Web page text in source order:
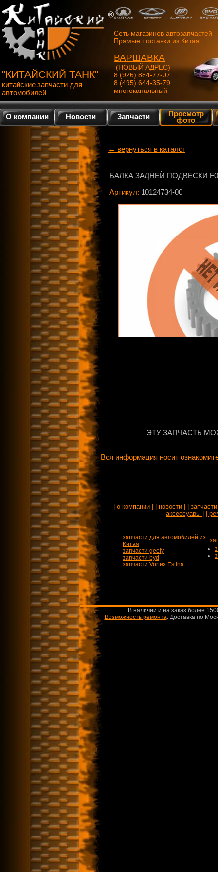
"КИТАЙСКИЙ ТАНК"
китайские запчасти для
автомобилей
Сеть магазинов автозапчастей
Прямые поставки из Китая
ВАРШАВКА
(НОВЫЙ АДРЕС)
8 (926) 884-77-07
8 (495) 644-35-79
многоканальный
О компании Новости Запчасти Просмотр
фото
← вернуться в каталог
БАЛКА ЗАДНЕЙ ПОДВЕСКИ F0
Артикул: 10124734-00
ЭТУ ЗАПЧАСТЬ
Вся информация носит
| о компании | | новости |
|
аксессуары |
|
запчасти для автомобилей из
Китая
запчасти geely
запчасти byd
запчасти Vortex Estina
В наличии и на заказ более
Возможность ремонта.Доставка по